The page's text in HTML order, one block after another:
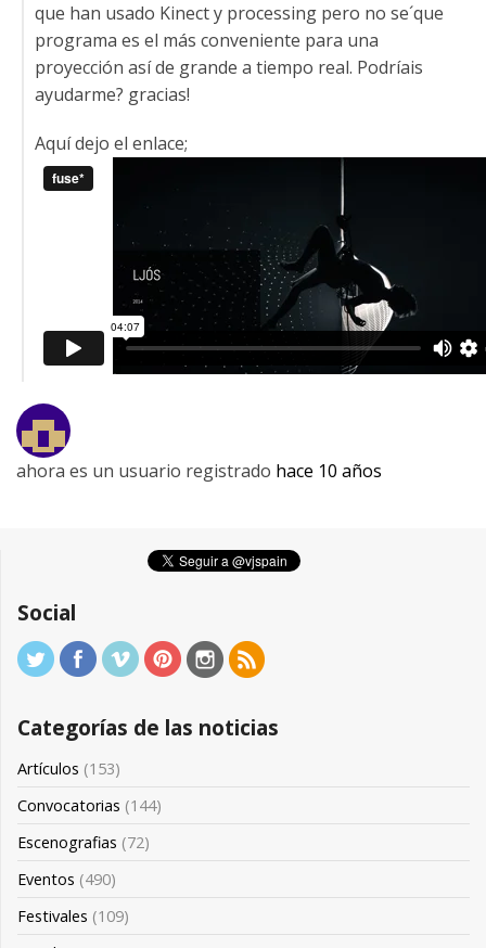
que han usado Kinect y processing pero no se´que
programa es el más conveniente para una
proyección así de grande a tiempo real. Podríais
ayudarme? gracias!
Aquí dejo el enlace;
ahora es un usuario registrado hace 10 años
Social
Categorías de las noticias
Artículos (153)
Convocatorias (144)
Escenografias (72)
Eventos (490)
Festivales (109)